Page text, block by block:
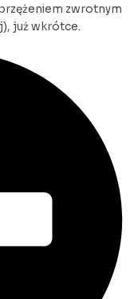
zwrotnym
już wkrótce.